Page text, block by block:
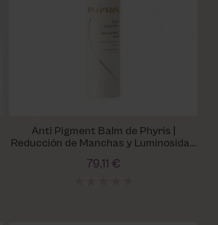
Anti Pigment Balm de Phyris |
Reducción de Manchas y Luminosidad
79,11 €